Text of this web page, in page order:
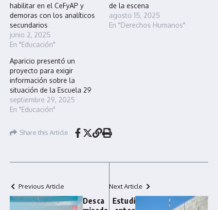
habilitar en el CeFyAP y
demoras con los analíticos
secundarios
junio 2, 2025
En "Educación"
de la escena
agosto 15, 2025
En "Derechos Humanos"
Aparicio presentó un
proyecto para exigir
información sobre la
situación de la Escuela 29
septiembre 29, 2025
En "Educación"
Share this Article
Previous Article
Desca
Next Article
Estudi